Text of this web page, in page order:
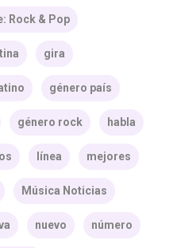
Rock & Pop
gira
género país
género rock habla
los línea mejores
Música Noticias
nuevo número